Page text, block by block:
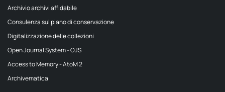
Archivio archivi affidabile
Consulenza sul piano di conservazione
Digitalizzazione delle collezioni
Open Journal System - OJS
Access to Memory - AtoM 2
Archivematica